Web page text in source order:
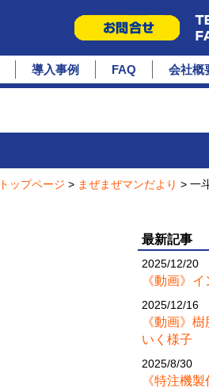
導入事例 FAQ 会社概
トップページ > まぜまぜマンだより > 一
最新記事
2025/12/20
《動画》
2025/12/16
《動画》
いく様子
2025/8/30
《特注機